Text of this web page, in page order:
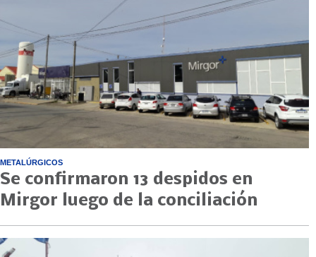
METALÚRGICOS
Se confirmaron 13 despidos en
Mirgor luego de la conciliación